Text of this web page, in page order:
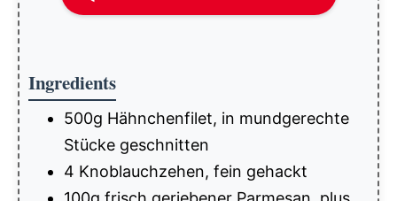
Ingredients
500g Hähnchenfilet, in mundgerechte
Stücke geschnitten
4 Knoblauchzehen, fein gehackt